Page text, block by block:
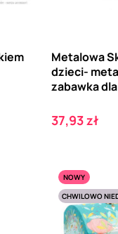
Metalowa
dzieci-
zabawka
Cena
37,93 zł
NOWY
CHWILOWO